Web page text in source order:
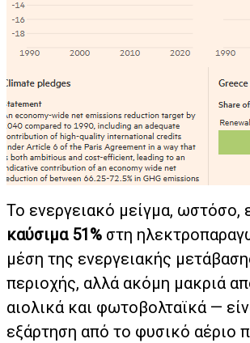
Το ενεργειακό μείγμα, ωστόσο,
καύσιμα 51% στη
μέση της ενεργειακής
περιοχής, αλλά ακόμη μακριά
αιολικά και φωτοβολταϊκά —
εξάρτηση από το φυσικό αέριο